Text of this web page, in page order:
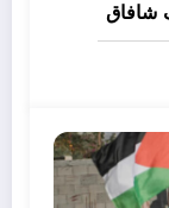
شافاق